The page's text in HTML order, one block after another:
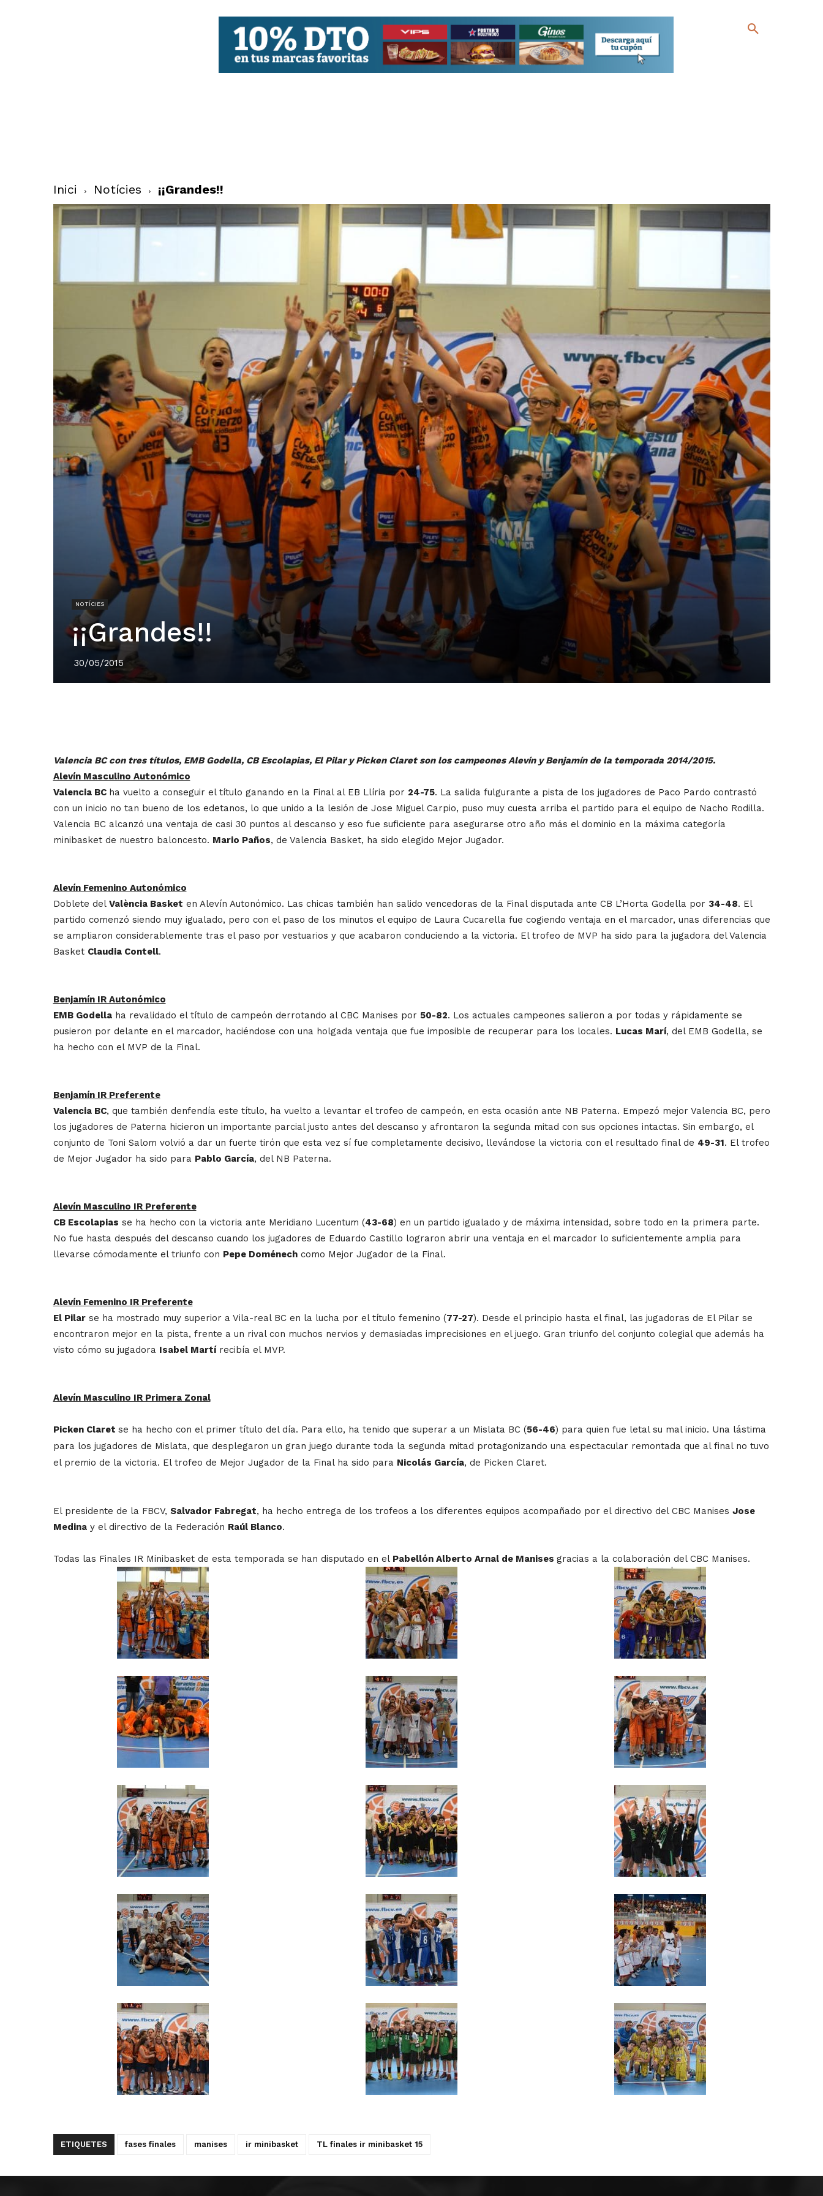
Inici Notícies ¡¡Grandes!!
NOTÍCIES
¡¡Grandes!!
30/05/2015
Valencia BC con tres títulos, EMB Godella, CB Escolapias, El Pilar y Picken Claret son los campeones Alevín y Benjamín de la temporada 2014/2015.
Alevín Masculino Autonómico
Valencia BC ha vuelto a conseguir el título ganando en la Final al EB Llíria por 24-75. La salida fulgurante a pista de los jugadores de Paco Pardo contrastó
con un inicio no tan bueno de los edetanos, lo que unido a la lesión de Jose Miguel Carpio, puso muy cuesta arriba el partido para el equipo de Nacho Rodilla.
Valencia BC alcanzó una ventaja de casi 30 puntos al descanso y eso fue suficiente para asegurarse otro año más el dominio en la máxima categoría
minibasket de nuestro baloncesto. Mario Paños, de Valencia Basket, ha sido elegido Mejor Jugador.
Alevín Femenino Autonómico
Doblete del València Basket en Alevín Autonómico. Las chicas también han salido vencedoras de la Final disputada ante CB L’Horta Godella por 34-48. El
partido comenzó siendo muy igualado, pero con el paso de los minutos el equipo de Laura Cucarella fue cogiendo ventaja en el marcador, unas diferencias que
se ampliaron considerablemente tras el paso por vestuarios y que acabaron conduciendo a la victoria. El trofeo de MVP ha sido para la jugadora del Valencia
Basket Claudia Contell.
Benjamín IR Autonómico
EMB Godellaha revalidado el título de campeón derrotando al CBC Manises por 50-82. Los actuales campeones salieron a por todas y rápidamente se
pusieron por delante en el marcador, haciéndose con una holgada ventaja que fue imposible de recuperar para los locales. Lucas Marí, del EMB Godella, se
ha hecho con el MVP de la Final.
Benjamín IR Preferente
Valencia BC, que también denfendía este título, ha vuelto a levantar el trofeo de campeón, en esta ocasión ante NB Paterna. Empezó mejor Valencia BC, pero
los jugadores de Paterna hicieron un importante parcial justo antes del descanso y afrontaron la segunda mitad con sus opciones intactas. Sin embargo, el
conjunto de Toni Salom volvió a dar un fuerte tirón que esta vez sí fue completamente decisivo, llevándose la victoria con el resultado final de 49-31. El trofeo
de Mejor Jugador ha sido para Pablo García, del NB Paterna.
Alevín Masculino IR Preferente
CB Escolapias se ha hecho con la victoria ante Meridiano Lucentum (43-68) en un partido igualado y de máxima intensidad, sobre todo en la primera parte.
No fue hasta después del descanso cuando los jugadores de Eduardo Castillo lograron abrir una ventaja en el marcador lo suficientemente amplia para
llevarse cómodamente el triunfo con Pepe Doménechcomo Mejor Jugador de la Final.
Alevín Femenino IR Preferente
El Pilarse ha mostrado muy superior a Vila-real BC en la lucha por el título femenino (77-27). Desde el principio hasta el final, las jugadoras de El Pilar se
encontraron mejor en la pista, frente a un rival con muchos nervios y demasiadas imprecisiones en el juego. Gran triunfo del conjunto colegial que además ha
visto cómo su jugadora Isabel Martírecibía el MVP.
Alevín Masculino IR Primera Zonal
Picken Claret se ha hecho con el primer título del día. Para ello, ha tenido que superar a un Mislata BC (56-46) para quien fue letal su mal inicio. Una lástima
para los jugadores de Mislata, que desplegaron un gran juego durante toda la segunda mitad protagonizando una espectacular remontada que al final no tuvo
el premio de la victoria. El trofeo de Mejor Jugador de la Final ha sido para Nicolás García, de Picken Claret.
El presidente de la FBCV, Salvador Fabregat, ha hecho entrega de los trofeos a los diferentes equipos acompañado por el directivo del CBC Manises Jose
Medinay el directivo de la Federación Raúl Blanco.
Todas las Finales IR Minibasket de esta temporada se han disputado en el Pabellón Alberto Arnal de Manises gracias a la colaboración del CBC Manises.
ETIQUETES fases finales manises ir minibasket TL finales ir minibasket 15